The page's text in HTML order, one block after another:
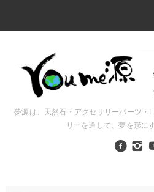
夢源は、天然石・アクセサリーパーツ・
リーを通して、夢を形に